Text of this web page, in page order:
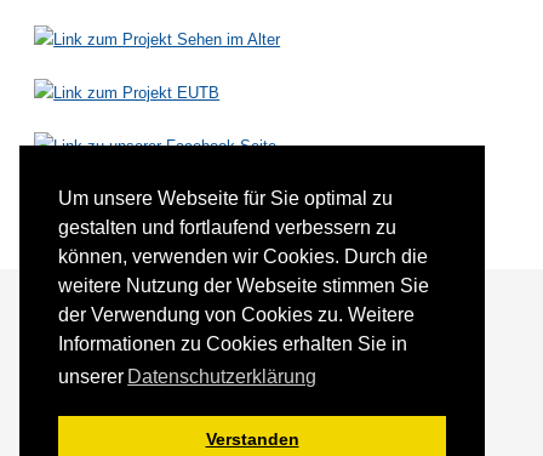
Um unsere Webseite für Sie optimal zu
gestalten und fortlaufend verbessern zu
können, verwenden wir Cookies. Durch die
weitere Nutzung der Webseite stimmen Sie
der Verwendung von Cookies zu. Weitere
Informationen zu Cookies erhalten Sie in
unserer Datenschutzerklärung
Verstanden
Förderer und Partner Kontakt
Datenschutz